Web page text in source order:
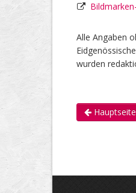
Alle Angaben
wurden
Hauptseite